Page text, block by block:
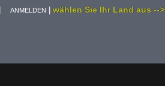
wählen Sie Ihr Land aus -->
ANMELDEN